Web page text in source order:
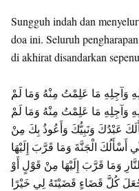
Sungguh indah dan
doa ini. Seluruh
di akhirat disandarkan
وَآجِلِهِ مَا عَلِمْتُ مِنْهُ وَمَا لَمْ
وَآجِلِهِ مَا عَلِمْتُ مِنْهُ وَمَا لَمْ
عَبْدُكَ وَنَبِيُّكَ وَأَعُوذُ بِكَ مِنْ
أَسْأَلُكَ الْجَنَّةَ وَمَا قَرَّبَ إِلَيْهَا
وَمَا قَرَّبَ إِلَيْهَا مِنْ قَوْلٍ أَوْ
كُلَّ قَضَاءٍ قَضَيْتَهُ لِي خَيْرًا